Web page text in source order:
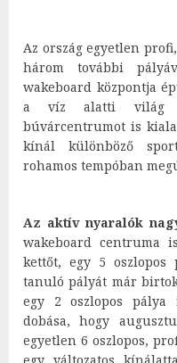
Az ország egyetlen
három további
wakeboard központja
a víz alatti világ
búvárcentrumot is
kínál különböző
rohamos tempóban
Az aktív nyaralók
wakeboard centruma
kettőt, egy 5 oszlopos
tanuló pályát már
egy 2 oszlopos
dobása, hogy
egyetlen 6 oszlopos,